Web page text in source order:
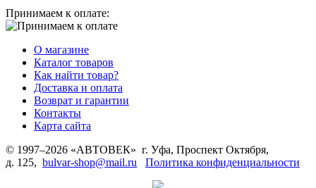
Принимаем к оплате:
О магазине
Каталог товаров
Как найти товар?
Доставка и оплата
Возврат и гарантии
Контакты
Карта сайта
© 1997–2026 «АВТОВЕК» г. Уфа, Проспект Октября,
д. 125, bulvar-shop@mail.ru Политика конфиденциальности